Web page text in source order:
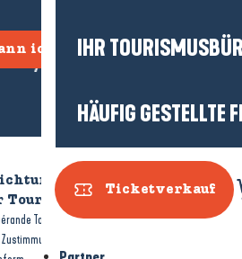
IHR
HÄUFIG GESTELLTE
Ticketverkauf
ich kommen?
Wer sind wir?
Tourismus-Rechtliche Hinweise-